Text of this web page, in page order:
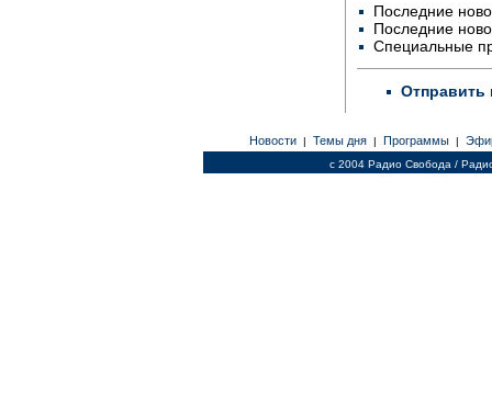
Последние
Последние
Специальные
Отправить
Новости | Темы дня | Программы |
c 2004 Радио Свобода /